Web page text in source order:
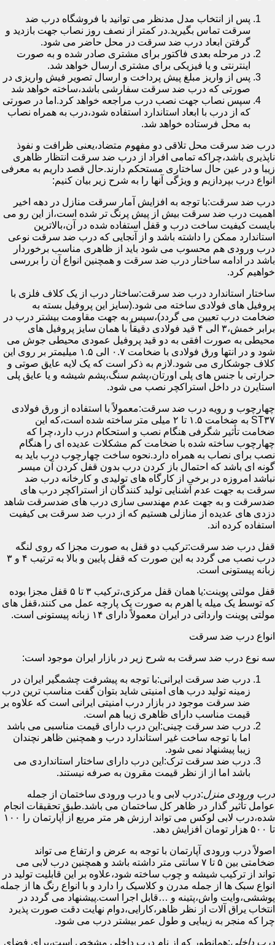
پس از انتخاب مدل مدنظر می توانید با فروشگاه درب ضد
سرقت تماس بگیرید.در کمتر از نصف روز نصاب جهت بازدید و
گرفتن ابعاد درب ضد سرقت در محل حاضر می شود.
در مرحله بعدی فاکتور برای مشتری صادر شده و به صورت
اینترنتی و یا فیزیکی برای مشتری ارسال خواهد شد.
پس از واریز مبلغ پیش پرداخت و ارسال تصویر فیش واریزی در
صورتی که درب ضد سرقت سفارشی باشد،ساخته خواهد شد
سپس نصاب جهت نصب درب مراجعه خواهد کرد.اما در صورتی
که از درب با ابعاد استاندارد استفاده شود،درب به همراه نصاب
به محل فرستاده خواهد شد.
درب ضد سرقت محل تلاقی دو مفهوم متضاد،یعنی ظرافت و نفوذ
ناپذیری باشد،چراکه تمامی افراد از درب ضد سرقت انتظار ظاهری
زیبا و در عین حال ساختاری مستحکم دارند.حال قصد داریم به معرفی
انواع درب بپردازیم و ویژگی آنها را به شرح زیر بیان کنیم:
درب ضد سرقت:با توجه به افزایش آمار سرقت منازل در دهه اخیر
اهمیت درب ضد سرقت بیش از پیش پرنگ تر شده است،از این رو می
بایست کیفیت ساخت درب و قفل استفاده شده در آن،بالاترین
استاندارد ممکن را داشته باشد و از آنجایی که درب ضد سرقت نوعی
درب ورودی هم محسوب می شود باید از ظاهری مناسب برخوردار
باشد در ادامه ساختار درب ضد سرقت و همچنین انواع آن را بررسی
خواهیم کرد.
ساختار استاندارد درب ضد سرقت:ساختار درب از یک کلاف فلزی با
پروفیل های فولادی ساخته می شود.(سایز این پروفیل بسته به
ضخامت درب تعیین می گردد)،سپس به جهت مقاومت بیشتر درب در
برابر خمش،۳ الی ۴ قید فولادی دقیقاً با همان سایز پروفیل های
محیطی به صورت افقی به دو قید پروفیل عمودی محیطی جوش می
شود و در انتها ورق فولادی با ضخامت ۰.۷ الی ۱.۵ میلیمتر بر روی این
کلاف جوشکاری می شود.لازم به ذکر است که یک لایه عایق صوتی و
حرارتی با جنس های پلی اورتان،پشم سنگ،پشم شیشه و یا عایق پلی
استایرن در داخل استراکچر نصب می شود.
چهارچوب و رویه درب ضد سرقت:معمولاً با استفاده از ورق فولادی
ST۳۷ به ضخامت ۱.۵ تا ۲ میلی متر ساخته شده است،که این
ضخامت تأثیر شگرفی هنگام نصب و استحکام درب دارد،چرا که
چهارچوب ساخته شده با ضخامت کم مشکلات عدیده ای را هنگام
نصب برای نصاب به همراه دارد.نحوه ساخت چهارچوب درب باید به
گونه ای باشد که احتمال باز کردن درب بدون قفل کردن آن میسر
نباشد امروزه در برخی از کارگاه های تولیدی و کارخانه درب ضد
سرقت به جهت عدم آشنایی تولید کنندگان از استراکچر درب های
ضدسرقت و به جهت عدم مهندسی سازی درب های ضدسرقت شاهد
دزدی های عدیده از منازلی هستیم که از درب ضد سرقت بی کیفیت
استفاده کرده اند.
قفل درب ضد سرقت:ترکیب دو قفل به صورت مجزا که روی لنگه
درب نصب می گردد به این صورت که قفل پایین و بالا به ترتیب ۴ و ۳
زبانه پیستونی است.
قفل مولتی پوینت:یا همان قفل مرکزی،ترکیب ۳ تا ۵ قفل مجزا بوده
که توسط یک میله یا اهرم به صورت یک پارچه عمل می کنند،قفل های
مولتی پوینت وارداتی در ایران معمولاً دارای ۱۴ زبانه پیستونی است.
انواع درب ضد سرقت
سه نوع درب ضد سرقت به شرح زیر در بازار ایران موجود است:
درب ضد سرقت ایرانی:با توجه به پیشرفت چشمگیر ایران در
زمینه تولید درب های امنیتی شاید بتوان گفت مناسب ترین درب
ضد سرقت موجود در بازار درب امنیتی ایرانی است که علاوه بر
قیمت مناسب دارای ظاهری زیبا هم است.
درب ضد سرقت چینی:این درب دارای قیمت مناسبی می باشد
اما با توجه ساخت غیر استاندارد درب و همچنین ظاهر نچندان
زیبا پیشنهاد نمی شود.
درب ضد سرقت ترک:این درب دارای ساختار استانداردی می
باشد اما از از نظر قیمت مقرون به صرفه نیستند.
درب ورودی منزل:درب لابی و یا درب ورودی ساختمان از جمله
عوامل تأثیر گذار در ظاهر کل ساختمان می باشد.طبق تحقیقات انجام
شده،درب لابی لوکس می تواند ارزش هر متر مربع از آپارتمان را ۱۰۰
تا ۵۰۰ هزار تومان افزایش دهد.
اصولاً درب ورودی آپارتمان با توجه به عرض و ارتفاع می تواند
ضخامتی بین ۵ تا ۷ سانتی متر داشته باشد و همچنین درب لابی می
تواند از ترکیب شیشه و چوب ساخته شود،علاوه بر این قابلیت تولید در
انواع سبک ها از جمله مدرن و کلاسیک را دارد و با انواع رنگ ها از جمله
پوششی،وایت واش،پتینه و …قابل اجرا است.پیشنهاد می گردد در
انتخاب یراق آلات از نظر ظاهر،کارایی،دوام نهایت دقت صورت پذیرد
چرا که منجر به زیبایی و طول عمر بیشتر درب می شود.
درب داخلی:همانطور که از نام درب داخلی مشخص است،برای فضای